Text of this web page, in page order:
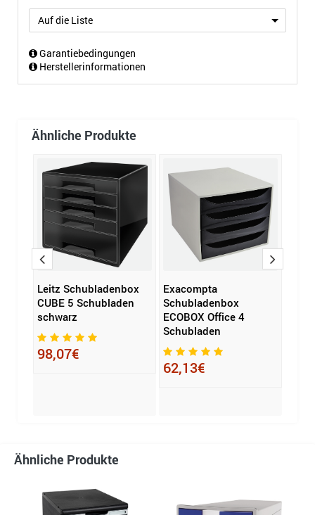
Auf die Liste
Garantiebedingungen
Herstellerinformationen
Ähnliche Produkte
Leitz Schubladenbox
CUBE 5 Schubladen
schwarz
98,07€
Exacompta
Schubladenbox
ECOBOX Office 4
Schubladen
62,13€
Ähnliche Produkte